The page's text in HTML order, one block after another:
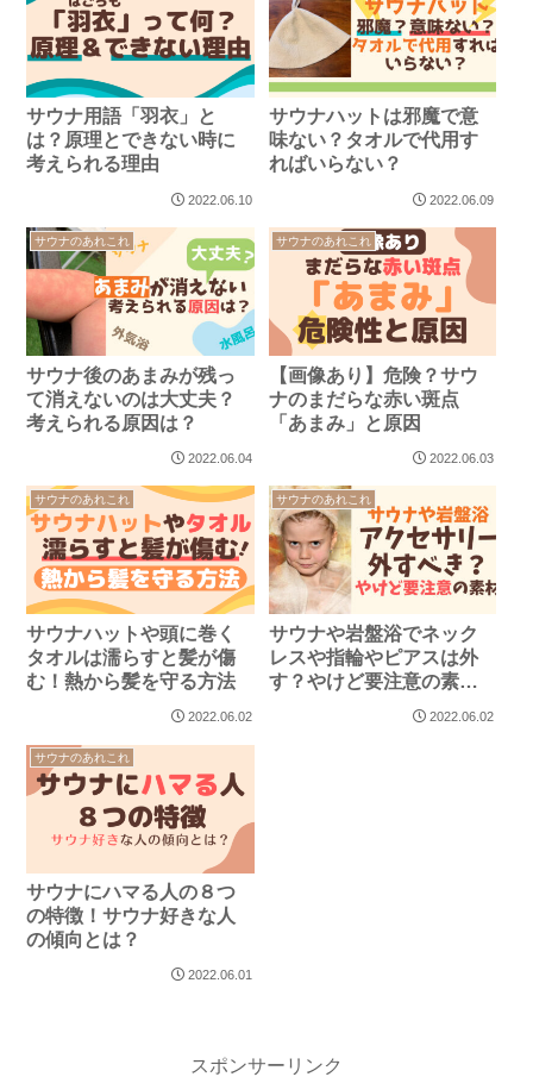
サウナ用語「羽衣」と
は？原理とできない時に
考えられる理由
2022.06.10
サウナハットは邪魔で意
味ない？タオルで代用す
ればいらない？
2022.06.09
サウナのあれこれ
サウナ後のあまみが残っ
て消えないのは大丈夫？
考えられる原因は？
2022.06.04
サウナのあれこれ
【画像あり】危険？サウ
ナのまだらな赤い斑点
「あまみ」と原因
2022.06.03
サウナのあれこれ
サウナハットや頭に巻く
タオルは濡らすと髪が傷
む！熱から髪を守る方法
2022.06.02
サウナのあれこれ
サウナや岩盤浴でネック
レスや指輪やピアスは外
す？やけど要注意の素材
2022.06.02
サウナのあれこれ
サウナにハマる人の８つ
の特徴！サウナ好きな人
の傾向とは？
2022.06.01
スポンサーリンク